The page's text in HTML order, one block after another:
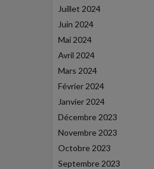
Juillet 2024
Juin 2024
Mai 2024
Avril 2024
Mars 2024
Février 2024
Janvier 2024
Décembre 2023
Novembre 2023
Octobre 2023
Septembre 2023